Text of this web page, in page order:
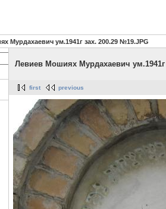
Мурдахаевич ум.1941г зах. 200.29 №19.JPG
Левиев Мошиях Мурдахаевич
first previous